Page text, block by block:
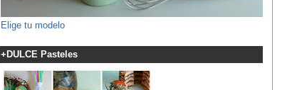
Elige tu modelo
+DULCE Pasteles